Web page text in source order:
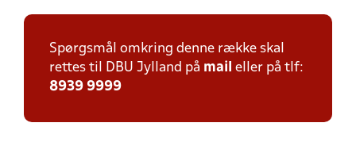
Spørgsmål omkring denne række skal
rettes til DBU Jylland på mail eller på tlf:
8939 9999